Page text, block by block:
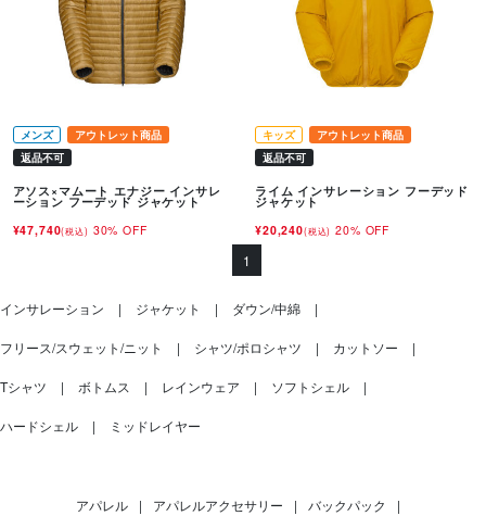
メンズ
アウトレット商品
返品不可
アソス×マムート エナジー インサレ
ーション フーデッド ジャケット
¥47,740(税込) 30% OFF
キッズ
アウトレット商品
返品不可
ライム インサレーション フーデッド
ジャケット
¥20,240(税込) 20% OFF
1
インサレーション ジャケット ダウン/中綿
フリース/スウェット/ニット シャツ/ポロシャツ カットソー
Tシャツ ボトムス レインウェア ソフトシェル
ハードシェル ミッドレイヤー
アパレル | アパレルアクセサリー | バックパック
|